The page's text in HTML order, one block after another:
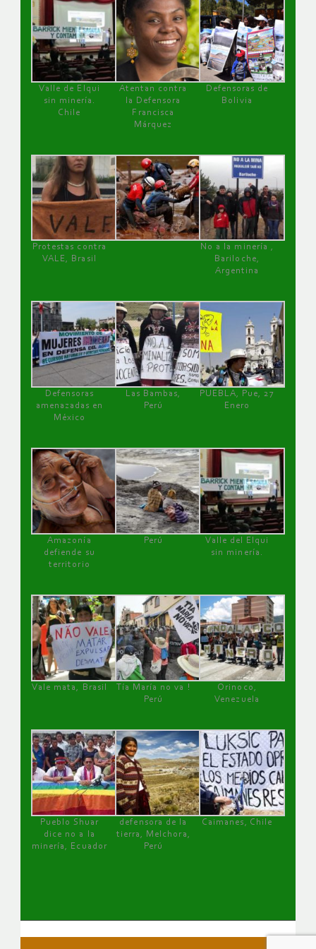
Valle de Elqui
sin minería.
Chile
Atentan contra
la Defensora
Francisca
Márquez
Defensoras de
Bolivia
Protestas contra
VALE, Brasil
No a la minería ,
Bariloche,
Argentina
Defensoras
amenazadas en
México
Las Bambas,
Perú
PUEBLA, Pue, 27
Enero
Amazonía
defiende su
territorio
Perú
Valle del Elqui
sin minería.
Vale mata, Brasil
Tía María no va !
Perú
Orinoco,
Venezuela
Pueblo Shuar
dice no a la
minería, Ecuador
defensora de la
tierra, Melchora,
Perú
Caimanes, Chile